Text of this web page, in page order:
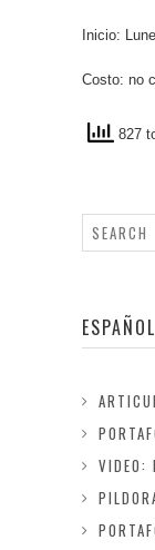
Inicio:
Costo: no
827
ESPAÑOL
VIDEO: